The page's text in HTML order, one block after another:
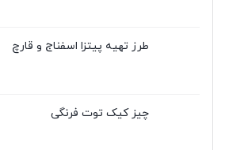
طرز تهیه پیتزا اسفناج و قارچ
چیز کیک توت فرنگی